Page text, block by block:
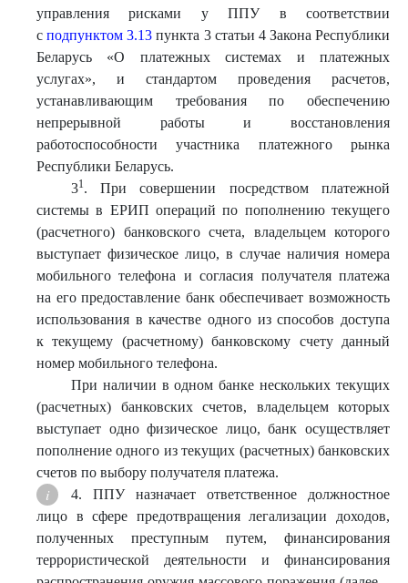
управления рисками у ППУ в соответствии
сподпунктом 3.13 пункта 3 статьи 4 Закона Республики
Беларусь «О платежных системах и платежных
услугах», и стандартом проведения расчетов,
устанавливающим требования по обеспечению
непрерывной работы и восстановления
работоспособности участника платежного рынка
Республики Беларусь.
31. При совершении посредством платежной
системы в ЕРИП операций по пополнению текущего
(расчетного) банковского счета, владельцем которого
выступает физическое лицо, в случае наличия номера
мобильного телефона и согласия получателя платежа
на его предоставление банк обеспечивает возможность
использования в качестве одного из способов доступа
к текущему (расчетному) банковскому счету данный
номер мобильного телефона.
При наличии в одном банке нескольких текущих
(расчетных) банковских счетов, владельцем которых
выступает одно физическое лицо, банк осуществляет
пополнение одного из текущих (расчетных) банковских
счетов по выбору получателя платежа.
4. ППУ назначает ответственное должностное
лицо в сфере предотвращения легализации доходов,
полученных преступным путем, финансирования
террористической деятельности и финансирования